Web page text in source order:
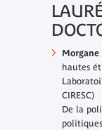
Morgane
hautes
CIRESC)
De la